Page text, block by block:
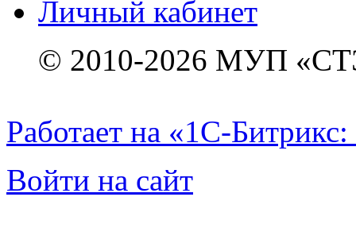
Личный кабинет
© 2010-2026 МУП
Работает на «1С-
Войти на сайт